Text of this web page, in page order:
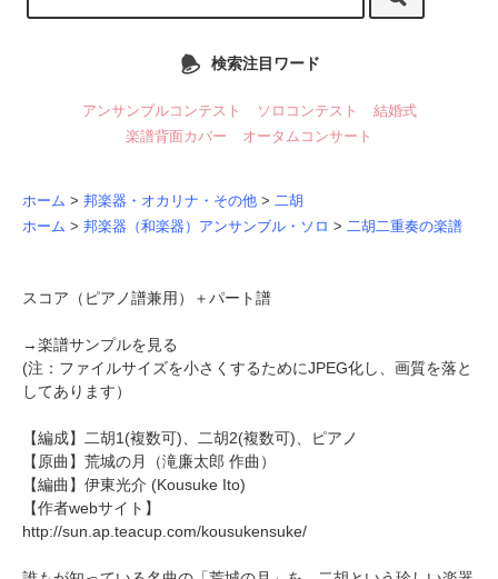
検索注目ワード
アンサンブルコンテスト ソロコンテスト
結婚式
楽譜背面カバー
オータムコンサート
ホーム > 邦楽器・オカリナ・その他 > 二胡
ホーム > 邦楽器（和楽器）アンサンブル・ソロ > 二胡二重奏の楽譜
スコア（ピアノ譜兼用）＋パート譜
→楽譜サンプルを見る
(注：ファイルサイズを小さくするためにJPEG化し、画質を落と
してあります）
【編成】二胡1(複数可)、二胡2(複数可)、ピアノ
【原曲】 荒城の月
（滝廉太郎 作曲）
【編曲】 伊東光介 (Kousuke Ito)
【作者webサイト】
http://sun.ap.teacup.com/kousukensuke/